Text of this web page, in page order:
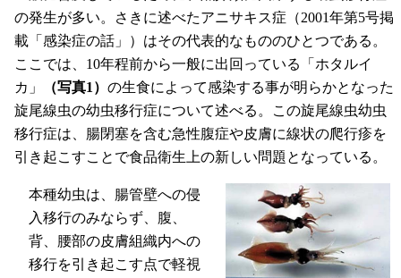
の発生が多い。さきに述べたアニサキス症（2001年第5号掲
載「感染症の話」）はその代表的なもののひとつである。
ここでは、10年程前から一般に出回っている「ホタルイ
カ」
（写真1） の生食によって感染する事が明らかとなった
旋尾線虫の幼虫移行症について述べる。この旋尾線虫幼虫
移行症は、腸閉塞を含む急性腹症や皮膚に線状の爬行疹を
引き起こすことで食品衛生上の新しい問題となっている。
本種幼虫は、腸管壁への侵
入移行のみならず、腹、
背、腰部の皮膚組織内への
移行を引き起こす点で軽視